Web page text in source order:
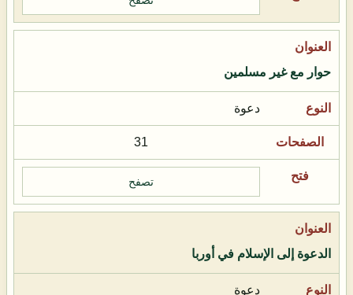
حوار مع غير مسلمين
دعوة
31
تصفح
الدعوة إلى الإسلام في أوربا
دعوة